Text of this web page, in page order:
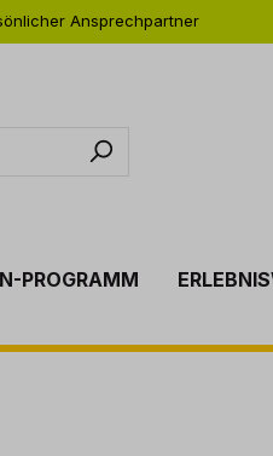
Ansprechpartner
PROGRAMM